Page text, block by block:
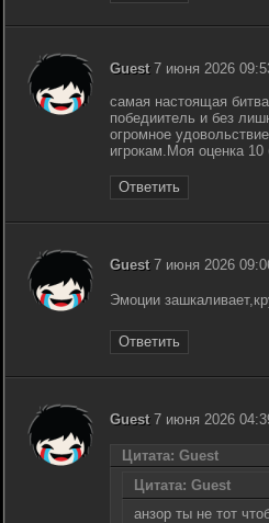
Guest7 июня 2026
самая настоящая
победиитель и без
огромное
игрокам.Моя оценка
Ответить
Guest7 июня 2026
Эмоции
Ответить
Guest7 июня 2026
Цитата: Guest
Цитата: Guest
анзор ты не тот